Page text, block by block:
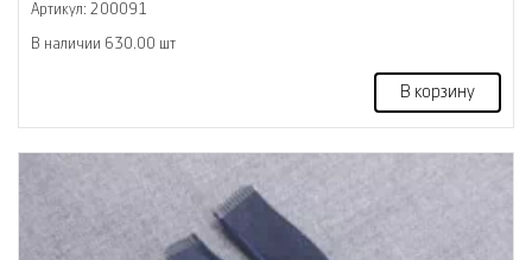
Артикул: 200091
В наличии 630.00 шт
В корзину